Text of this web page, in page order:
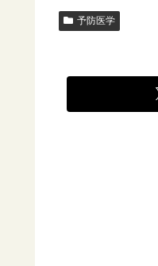
予防医学